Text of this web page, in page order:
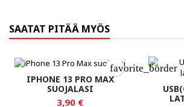
SAATAT PITÄÄ MYÖS
IPHONE 13 PRO MAX
SUOJALASI
3,90 €
favorite_border